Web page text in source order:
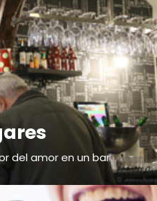
del amor en un bar